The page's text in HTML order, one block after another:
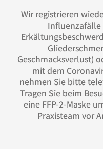
Wir registrieren
Influenzafälle
Geschmacksverlust)
mit dem
nehmen Sie bitte
Tragen Sie beim
eine FFP-2-Maske
Praxisteam vor